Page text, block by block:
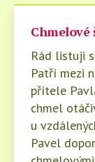
Chmelové
Rád listuji
Patří mezi
přítele
chmel
u
Pavel